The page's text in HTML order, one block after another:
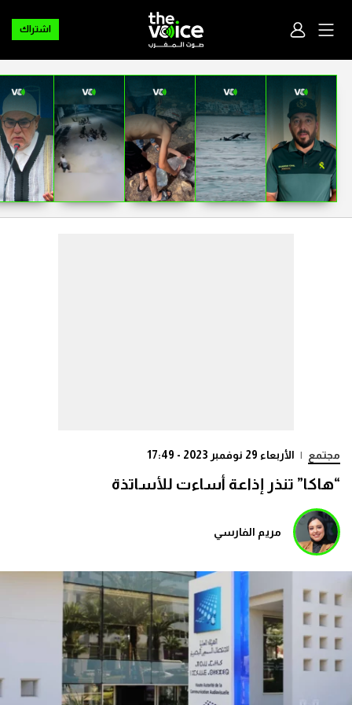
اشتراك
مجتمع | الأربعاء 29 نوفمبر 2023 - 17:49
“هاكا” تنذر إذاعة أساءت للأساتذة
مريم الفارسي